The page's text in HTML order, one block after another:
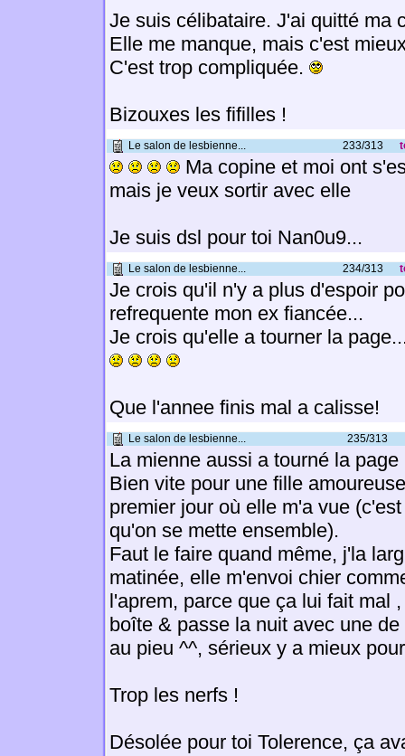
Je suis célibataire. J'ai quitté ma
Elle me manque, mais c'est
C'est trop compliquée.
Bizouxes les fifilles !
Le salon de lesbienne... 233/313
Ma copine et moi ont
mais je veux sortir avec elle
Je suis dsl pour toi Nan0u9...
Le salon de lesbienne... 234/313
Je crois qu'il n'y a plus d'espoir
refrequente mon ex fiancée...
Je crois qu'elle a tourner la
Que l'annee finis mal a calisse!
Le salon de lesbienne... 235/313
La mienne aussi a tourné la page
Bien vite pour une fille
premier jour où elle m'a vue
qu'on se mette ensemble).
Faut le faire quand même, j'la
matinée, elle m'envoi chier
l'aprem, parce que ça lui fait mal
boîte & passe la nuit avec une
au pieu ^^, sérieux y a mieux
Trop les nerfs !
Désolée pour toi Tolerence, ça